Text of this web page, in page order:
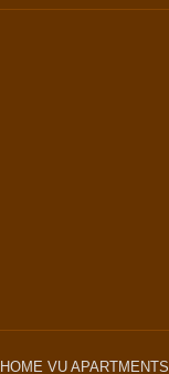
HOME VU APARTMENTS